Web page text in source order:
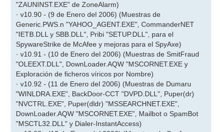
"ZAUNINST.EXE" de ZoneAlarm)
· v10.90 - (9 de Enero del 2006) (Muestras de
Generic.PWS.n "YAHOO_AGENT.EXE", CommanderNET
"IETB.DLL y SBB.DLL", Pribi "SETUP.DLL", para el
SpywareStrike de McAfee y mejoras para el SpyAxe)
· v10.91 - (10 de Enero del 2006) (Muestras de SmitFraud
"OLEEXT.DLL", DownLoader.AQW "MSCORNET.EXE y
Exploración de ficheros víricos por Nombre)
· v10.92 - (11 de Enero del 2006) (Muestras de Dumaru
"WINLDRA.EXE", BackDoor-CCT "DVPD.DLL", Puper(dr)
"NVCTRL.EXE", Puper(dldr) "MSSEARCHNET.EXE",
DownLoader.AQW "MSCORNET.EXE", Mailbot o SpamBot
"MSCTL32.DLL" y Dialer-InstantAccess)